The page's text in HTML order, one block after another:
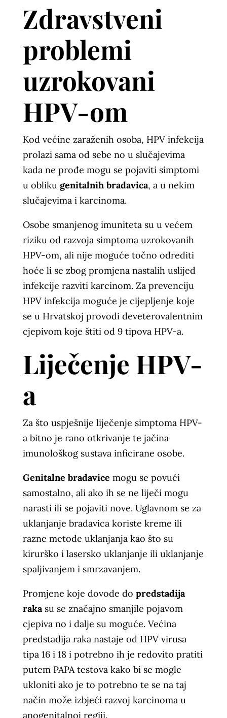
Zdravstveni
problemi
uzrokovani
HPV-om
Kod većine zaraženih osoba, HPV infekcija
prolazi sama od sebe no u slučajevima
kada ne prođe mogu se pojaviti simptomi
u obliku genitalnih bradavica, a u nekim
slučajevima i karcinoma.
Osobe smanjenog imuniteta su u većem
riziku od razvoja simptoma uzrokovanih
HPV-om, ali nije moguće točno odrediti
hoće li se zbog promjena nastalih uslijed
infekcije razviti karcinom. Za prevenciju
HPV infekcija moguće je cijepljenje koje
se u Hrvatskoj provodi deveterovalentnim
cjepivom koje štiti od 9 tipova HPV-a.
Liječenje HPV-
a
Za što uspješnije liječenje simptoma HPV-
a bitno je rano otkrivanje te jačina
imunološkog sustava inficirane osobe.
Genitalne bradavice mogu se povući
samostalno, ali ako ih se ne liječi mogu
narasti ili se pojaviti nove. Uglavnom se za
uklanjanje bradavica koriste kreme ili
razne metode uklanjanja kao što su
kirurško i lasersko uklanjanje ili uklanjanje
spaljivanjem i smrzavanjem.
Promjene koje dovode do predstadija
rakasu se značajno smanjile pojavom
cjepiva no i dalje su moguće. Većina
predstadija raka nastaje od HPV virusa
tipa 16 i 18 i potrebno ih je redovito pratiti
putem PAPA testova kako bi se mogle
ukloniti ako je to potrebno te se na taj
način može izbjeći razvoj karcinoma u
anogenitalnoj regiji.